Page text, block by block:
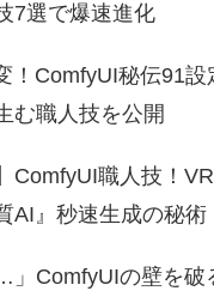
7選で爆速進化
！ComfyUI秘伝91設
む職人技を公開
ComfyUI職人技！
AI』秒速生成の秘術
」ComfyUIの壁を破